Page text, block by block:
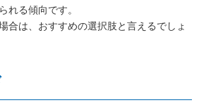
れる傾向です。
合は、おすすめの選択肢と言えるでしょ